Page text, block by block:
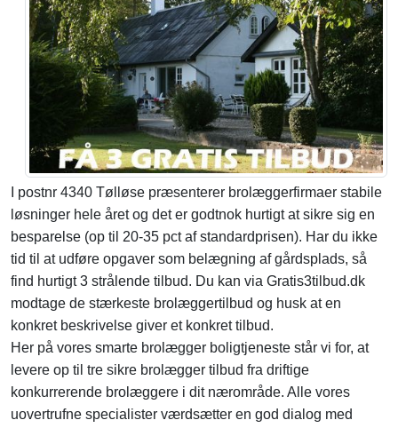
I postnr 4340 Tølløse præsenterer brolæggerfirmaer stabile
løsninger hele året og det er godtnok hurtigt at sikre sig en
besparelse (op til 20-35 pct af standardprisen). Har du ikke
tid til at udføre opgaver som belægning af gårdsplads, så
find hurtigt 3 strålende tilbud. Du kan via Gratis3tilbud.dk
modtage de stærkeste brolæggertilbud og husk at en
konkret beskrivelse giver et konkret tilbud.
Her på vores smarte brolægger boligtjeneste står vi for, at
levere op til tre sikre brolægger tilbud fra driftige
konkurrerende brolæggere i dit nærområde. Alle vores
uovertrufne specialister værdsætter en god dialog med